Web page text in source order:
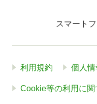
スマート
利用規約 個人
Cookie等の利用に